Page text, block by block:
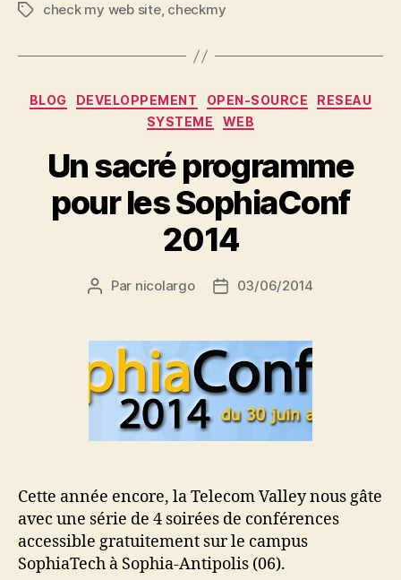
Étiquettes
check my web site, checkmy
Catégories
BLOG DEVELOPPEMENT OPEN-SOURCE
RESEAU
SYSTEME
WEB
Un sacré programme
pour les SophiaConf
2014
Auteur
Par nicolargo
Date03/06/2014
Cette année encore, la Telecom Valley nous gâte
avec une série de 4 soirées de conférences
accessible gratuitement sur le campus
SophiaTech à Sophia-Antipolis (06).